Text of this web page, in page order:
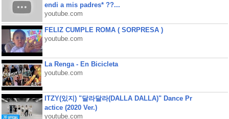
endi a mis padres* ??...
youtube.com
FELIZ CUMPLE ROMA ( SORPRESA )
youtube.com
La Renga - En Bicicleta
youtube.com
ITZY(있지) "달라달라(DALLA DALLA)" Dance Pr
actice (2020 Ver.)
youtube.com